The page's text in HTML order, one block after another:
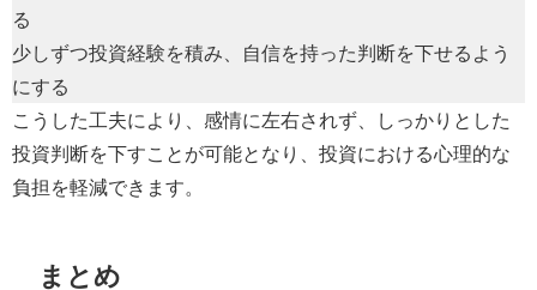
る
少しずつ投資経験を積み、自信を持った判断を下せるよう
にする
こうした工夫により、感情に左右されず、しっかりとした
投資判断を下すことが可能となり、投資における心理的な
負担を軽減できます。
まとめ